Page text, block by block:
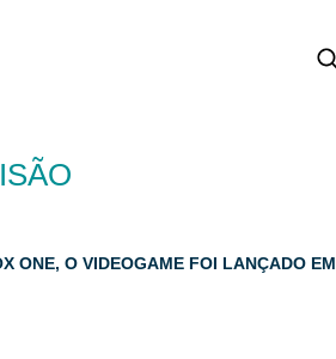
ONE, O VIDEOGAME FOI LANÇADO EM